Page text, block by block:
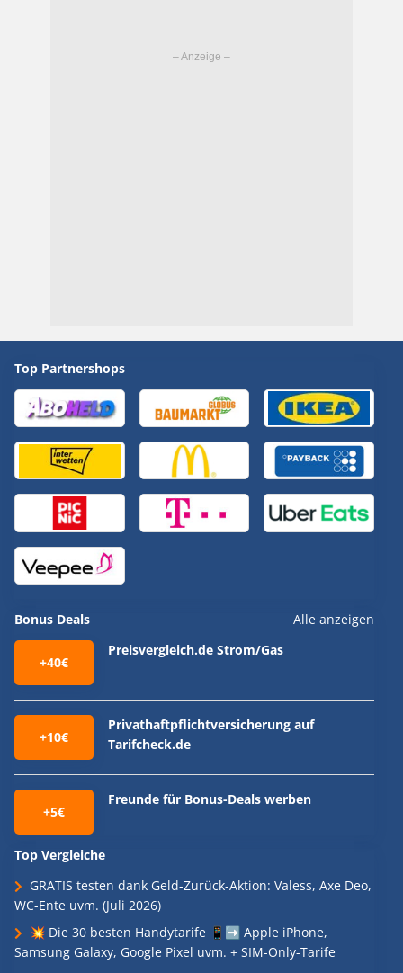
Top Partnershops
Bonus Deals Alle anzeigen
+40€
Preisvergleich.de Strom/Gas
+10€
Privathaftpflichtversicherung auf
Tarifcheck.de
+5€
Freunde für Bonus-Deals werben
Top Vergleiche
GRATIS testen dank Geld-Zurück-Aktion: Valess, Axe Deo,
WC-Ente uvm. (Juli 2026)
💥 Die 30 besten Handytarife 📱➡️ Apple iPhone,
Samsung Galaxy, Google Pixel uvm. + SIM-Only-Tarife